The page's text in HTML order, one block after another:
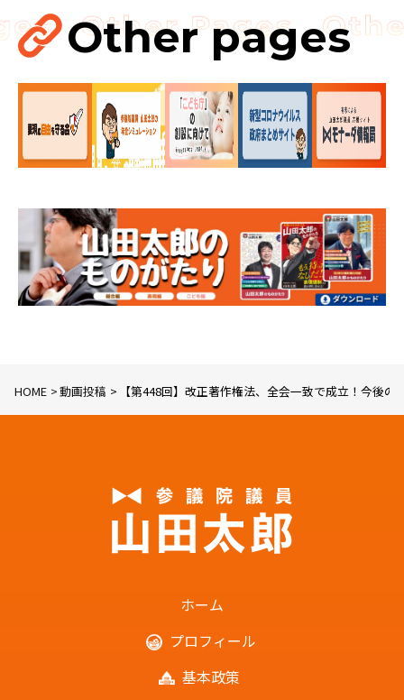
見直し……
国会
海賊版
Other pages
HOME 動画投稿 【第448回】改正著作権法、全会一致で成立！今後
ホーム
プロフィール
基本政策